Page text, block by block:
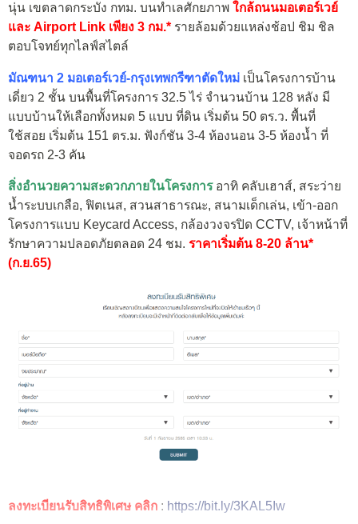
นุ่น เขตลาดกระบัง กทม. บนทำเลศักยภาพ ใกล้ถนนมอเตอร์เวย์
และ Airport Link เพียง 3 กม.* รายล้อมด้วยแหล่งช้อป ชิม ชิล
ตอบโจทย์ทุกไลฟ์สไตล์
มัณฑนา 2 มอเตอร์เวย์-กรุงเทพกรีฑาตัดใหม่ เป็นโครงการบ้าน
เดี่ยว 2 ชั้น บนพื้นที่โครงการ 32.5 ไร่ จำนวนบ้าน 128 หลัง มี
แบบบ้านให้เลือกทั้งหมด 5 แบบ ที่ดิน เริ่มต้น 50 ตร.ว. พื้นที่
ใช้สอย เริ่มต้น 151 ตร.ม. ฟังก์ชัน 3-4 ห้องนอน 3-5 ห้องน้ำ ที่
จอดรถ 2-3 คัน
สิ่งอำนวยความสะดวกภายในโครงการอาทิ คลับเฮาส์, สระว่าย
น้ำระบบเกลือ, ฟิตเนส, สวนสาธารณะ, สนามเด็กเล่น, เข้า-ออก
โครงการแบบ Keycard Access, กล้องวงจรปิด CCTV, เจ้าหน้าที่
รักษาความปลอดภัยตลอด 24 ชม. ราคาเริ่มต้น 8-20 ล้าน*
(ก.ย.65)
ลงทะเบียนรับสิทธิพิเศษ คลิก : https://bit.ly/3KAL5Iw